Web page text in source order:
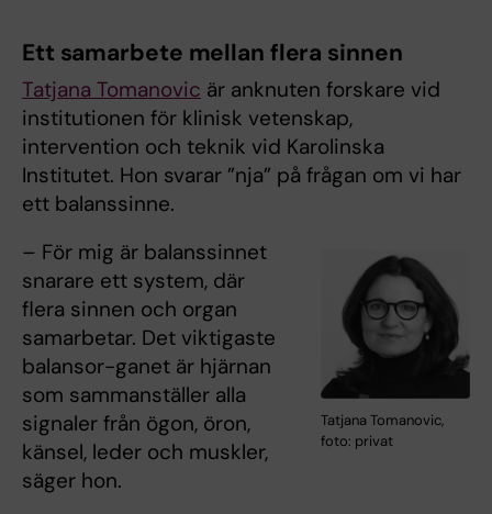
Ett samarbete mellan flera sinnen
Tatjana Tomanovic är anknuten forskare vid
institutionen för klinisk vetenskap,
intervention och teknik vid Karolinska
Institutet. Hon svarar ”nja” på frågan om vi har
ett balanssinne.
Tatjana Tomanovic,
foto: privat
– För mig är balanssinnet
snarare ett system, där
flera sinnen och organ
samarbetar. Det viktigaste
balansor-ganet är hjärnan
som sammanställer alla
signaler från ögon, öron,
känsel, leder och muskler,
säger hon.